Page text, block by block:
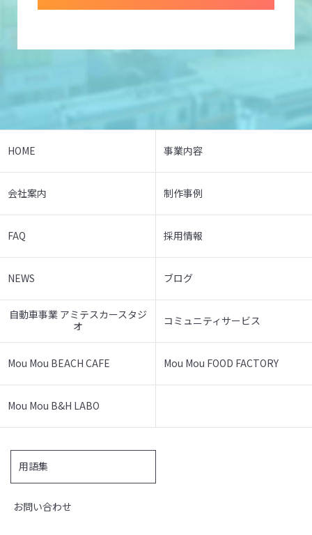
HOME 事業内容
会社案内 制作事例
FAQ 採用情報
NEWS ブログ
自動車事業 アミテスカースタジ
オ
コミュニティサービス
Mou Mou BEACH CAFE Mou Mou FOOD FACTORY
Mou Mou B&H LABO
用語集
お問い合わせ